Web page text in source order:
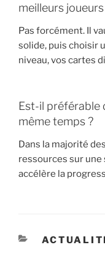
meilleurs joueurs
Pas forcément. Il
solide, puis choisir
niveau, vos cartes
Est-il préférable
même temps ?
Dans la majorité
ressources sur
accélère la